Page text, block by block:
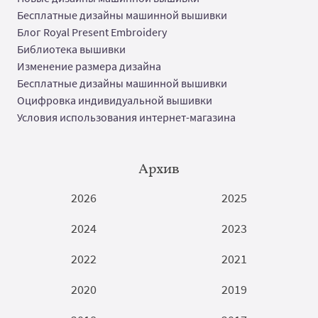
Бесплатные дизайны машинной вышивки
Блог Royal Present Embroidery
Библиотека вышивки
Изменение размера дизайна
Бесплатные дизайны машинной вышивки
Оцифровка индивидуальной вышивки
Условия использования интернет-магазина
Архив
2026
2025
2024
2023
2022
2021
2020
2019